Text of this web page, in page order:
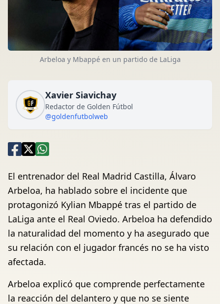
Arbeloa y Mbappé en un partido de LaLiga
Xavier Siavichay
Redactor de Golden Fútbol
@goldenfutbolweb
El entrenador del Real Madrid Castilla, Álvaro
Arbeloa, ha hablado sobre el incidente que
protagonizó Kylian Mbappé tras el partido de
LaLiga ante el Real Oviedo. Arbeloa ha defendido
la naturalidad del momento y ha asegurado que
su relación con el jugador francés no se ha visto
afectada.
Arbeloa explicó que comprende perfectamente
la reacción del delantero y que no se siente